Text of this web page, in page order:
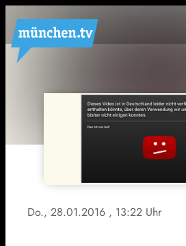
Do., 28.01.2016 , 13:22 Uhr